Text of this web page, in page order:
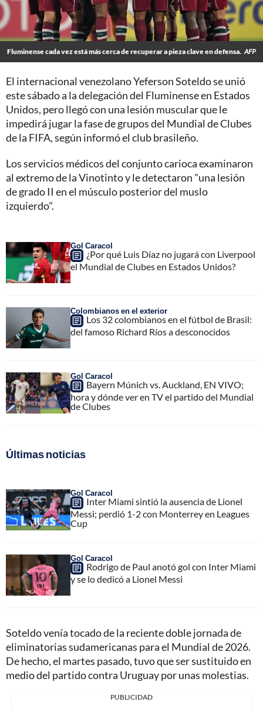
Fluminense cada vez está más cerca de recuperar a pieza clave en defensa. AFP
El internacional venezolano Yeferson Soteldo se unió
este sábado a la delegación del Fluminense en Estados
Unidos, pero llegó con una lesión muscular que le
impedirá jugar la fase de grupos del Mundial de Clubes
de la FIFA, según informó el club brasileño.
Los servicios médicos del conjunto carioca examinaron
al extremo de la Vinotinto y le detectaron "una lesión
de grado II en el músculo posterior del muslo
izquierdo".
Gol Caracol
¿Por qué Luis Díaz no jugará con Liverpool
el Mundial de Clubes en Estados Unidos?
Colombianos en el exterior
Los 32 colombianos en el fútbol de Brasil:
del famoso Richard Ríos a desconocidos
Gol Caracol
Bayern Múnich vs. Auckland, EN VIVO;
hora y dónde ver en TV el partido del Mundial
de Clubes
Últimas noticias
Gol Caracol
Inter Miami sintió la ausencia de Lionel
Messi; perdió 1-2 con Monterrey en Leagues
Cup
Gol Caracol
Rodrigo de Paul anotó gol con Inter Miami
y se lo dedicó a Lionel Messi
Soteldo venía tocado de la reciente doble jornada de
eliminatorias sudamericanas para el Mundial de 2026.
De hecho, el martes pasado, tuvo que ser sustituido en
medio del partido contra Uruguay por unas molestias.
PUBLICIDAD